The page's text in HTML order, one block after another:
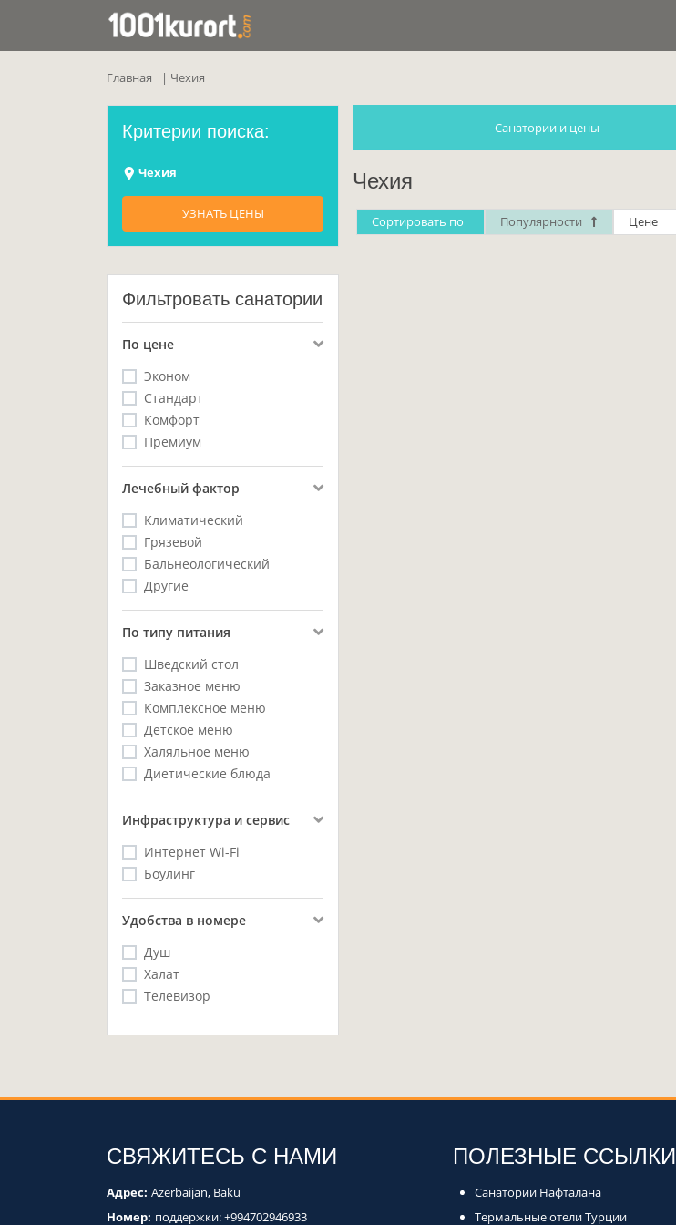
Главная Чехия
Критерии поиска:
Чехия
УЗНАТЬ ЦЕНЫ
Фильтровать санатории
По цене
Эконом
Стандарт
Комфорт
Премиум
Лечебный фактор
Климатический
Грязевой
Бальнеологический
Другие
Пo типу питания
Шведский стол
Заказное меню
Комплексное меню
Детское меню
Халяльное меню
Диетические блюда
Инфраструктура и сервис
Интернет Wi-Fi
Боулинг
Удобства в номере
Душ
Халат
Телевизор
Санатории и цены
Чехия
Cортировать по Популярности Цене
СВЯЖИТЕСЬ С НАМИ
Адрес: Azerbaijan, Baku
Номер: поддержки:+994702946933
ПОЛЕЗНЫЕ ССЫЛКИ
Санатории Нафталана
Термальные отели Турции